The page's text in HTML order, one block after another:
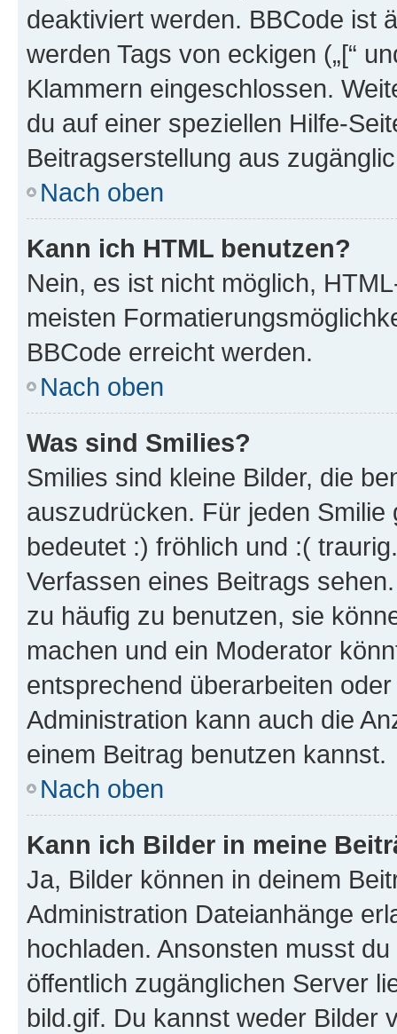
deaktiviert werden. BBCode ist
werden Tags von eckigen („[“
Klammern eingeschlossen.
du auf einer speziellen Hilfe-
Beitragserstellung aus
Nach oben
Kann ich HTML benutzen?
Nein, es ist nicht möglich,
meisten
BBCode erreicht werden.
Nach oben
Was sind Smilies?
Smilies sind kleine Bilder, die
auszudrücken. Für jeden
bedeutet :) fröhlich und :(
Verfassen eines Beitrags
zu häufig zu benutzen, sie
machen und ein Moderator
entsprechend überarbeiten
Administration kann auch die
einem Beitrag benutzen kannst.
Nach oben
Kann ich Bilder in meine
Ja, Bilder können in deinem
Administration Dateianhänge
hochladen. Ansonsten musst
öffentlich zugänglichen Server
bild.gif. Du kannst weder Bilder